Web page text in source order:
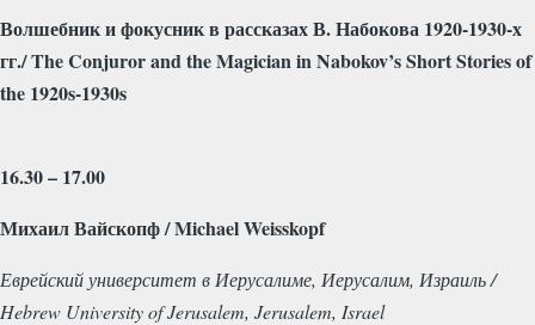
Волшебник и фокусник в рассказах В. Набокова 1920-1930-х
гг./The Conjuror and the Magician in Nabokov’s Short Stories of
the 1920s-1930s
16.30 – 17.00
МихаилВайскопф/ Michael Weisskopf
Еврейскийуниверситет в Иерусалиме, Иерусалим, Израиль/
Hebrew University of Jerusalem, Jerusalem, Israel